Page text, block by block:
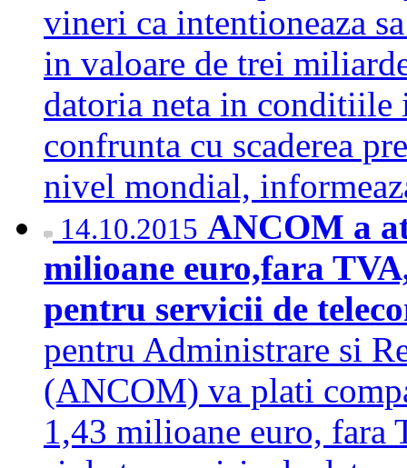
vineri ca intentioneaza
in valoare de trei
datoria neta in conditiile
confrunta cu scaderea
nivel mondial,
14.10.2015 ANCOM a
milioane euro,fara
pentru servicii de
pentru Administrare si
(ANCOM) va plati
1,43 milioane euro, fara